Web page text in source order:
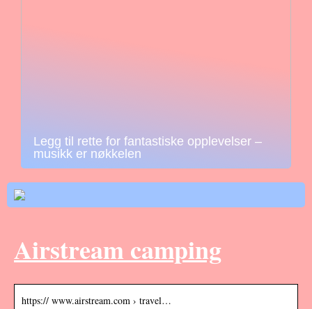
Legg til rette for fantastiske opplevelser –
musikk er nøkkelen
Airstream camping
https:// www.airstream.com › travel…